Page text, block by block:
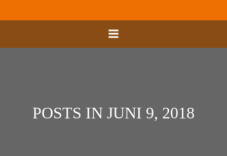
springen
POSTS IN JUNI 9, 2018